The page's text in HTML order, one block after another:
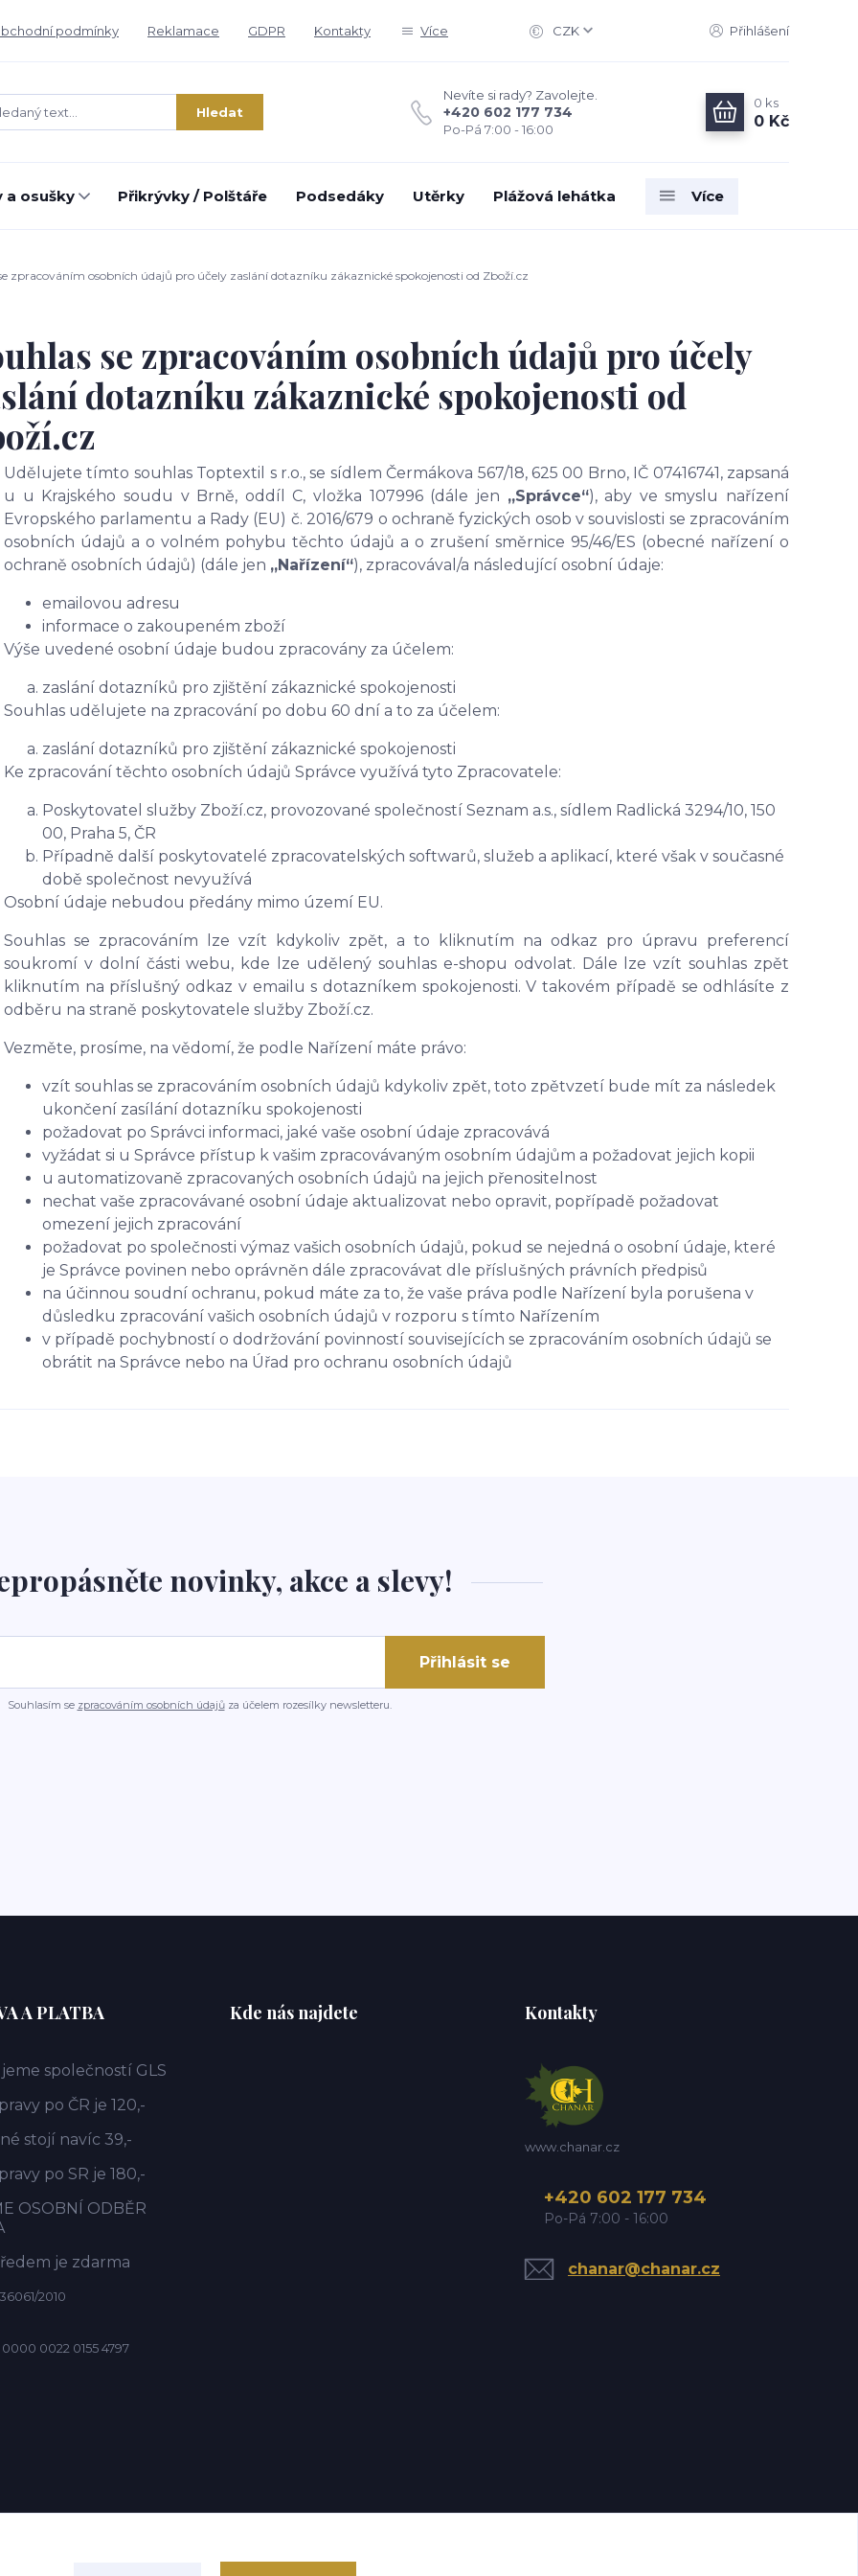
podmínky Reklamace GDPR Kontakty Více CZK Přihlášení
Hledat
Nevíte si rady? Zavolejte.
+420 602 177 734
Po-Pá 7:00 - 16:00
0 ks
0 Kč
a osušky Přikrývky / Polštáře Podsedáky Utěrky Plážová lehátka Více
zpracováním osobních údajů pro účely zaslání dotazníku zákaznické spokojenosti od Zboží.cz
se zpracováním osobních údajů pro účely
dotazníku zákaznické spokojenosti od
Udělujete tímto souhlas Toptextil s r.o., se sídlem Čermákova 567/18, 625 00 Brno, IČ 07416741, zapsaná
u u Krajského soudu v Brně, oddíl C, vložka 107996 (dále jen „Správce“), aby ve smyslu nařízení
Evropského parlamentu a Rady (EU) č. 2016/679 o ochraně fyzických osob v souvislosti se zpracováním
osobních údajů a o volném pohybu těchto údajů a o zrušení směrnice 95/46/ES (obecné nařízení o
ochraně osobních údajů) (dále jen „Nařízení“), zpracovával/a následující osobní údaje:
emailovou adresu
informace o zakoupeném zboží
Výše uvedené osobní údaje budou zpracovány za účelem:
zaslání dotazníků pro zjištění zákaznické spokojenosti
Souhlas udělujete na zpracování po dobu 60 dní a to za účelem:
zaslání dotazníků pro zjištění zákaznické spokojenosti
Ke zpracování těchto osobních údajů Správce využívá tyto Zpracovatele:
Poskytovatel služby Zboží.cz, provozované společností Seznam a.s., sídlem Radlická 3294/10, 150
00, Praha 5, ČR
Případně další poskytovatelé zpracovatelských softwarů, služeb a aplikací, které však v současné
době společnost nevyužívá
Osobní údaje nebudou předány mimo území EU.
Souhlas se zpracováním lze vzít kdykoliv zpět, a to kliknutím na odkaz pro úpravu preferencí
soukromí v dolní části webu, kde lze udělený souhlas e-shopu odvolat. Dále lze vzít souhlas zpět
kliknutím na příslušný odkaz v emailu s dotazníkem spokojenosti. V takovém případě se odhlásíte z
odběru na straně poskytovatele služby Zboží.cz.
Vezměte, prosíme, na vědomí, že podle Nařízení máte právo:
vzít souhlas se zpracováním osobních údajů kdykoliv zpět, toto zpětvzetí bude mít za následek
ukončení zasílání dotazníku spokojenosti
požadovat po Správci informaci, jaké vaše osobní údaje zpracovává
vyžádat si u Správce přístup k vašim zpracovávaným osobním údajům a požadovat jejich kopii
u automatizovaně zpracovaných osobních údajů na jejich přenositelnost
nechat vaše zpracovávané osobní údaje aktualizovat nebo opravit, popřípadě požadovat
omezení jejich zpracování
požadovat po společnosti výmaz vašich osobních údajů, pokud se nejedná o osobní údaje, které
je Správce povinen nebo oprávněn dále zpracovávat dle příslušných právních předpisů
na účinnou soudní ochranu, pokud máte za to, že vaše práva podle Nařízení byla porušena v
důsledku zpracování vašich osobních údajů v rozporu s tímto Nařízením
v případě pochybností o dodržování povinností souvisejících se zpracováním osobních údajů se
obrátit na Správce nebo na Úřad pro ochranu osobních údajů
novinky, akce a slevy!
Přihlásit se
Souhlasím se zpracováním osobních údajůza účelem rozesílky newsletteru.
A PLATBA
společností GLS
po ČR je 120,-
stojí navíc 39,-
po SR je 180,-
OSOBNÍ ODBĚR
je zdarma
2010
0022 0155 4797
Kde nás najdete Kontakty
www.chanar.cz
+420 602 177 734
Po-Pá 7:00 - 16:00
chanar@chanar.cz